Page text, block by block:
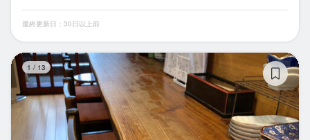
最終更新日：30日以上前
1 / 13